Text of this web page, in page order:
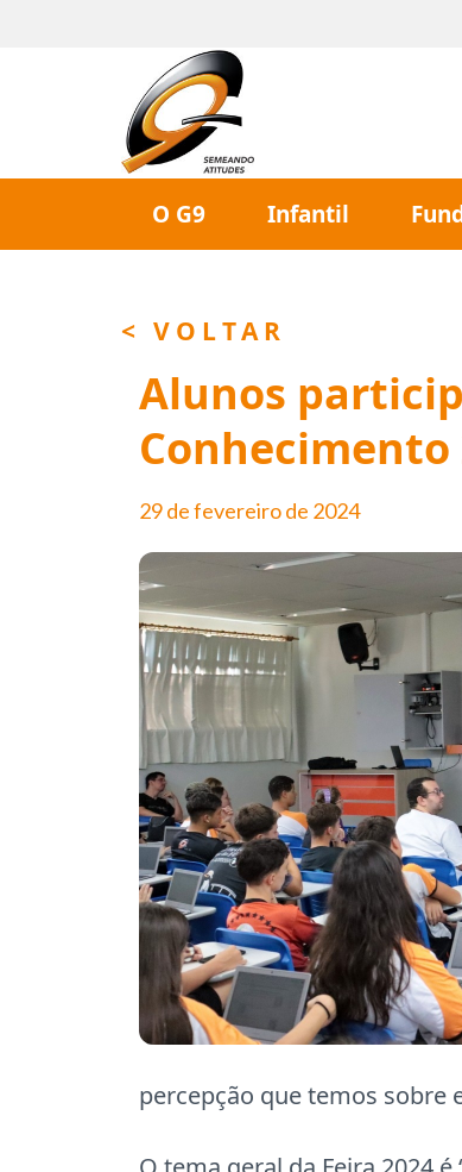
O G9 Infantil
< VOLTAR
Alunos
Conhecimento
29 de fevereiro de 2024
percepção que temos sobre